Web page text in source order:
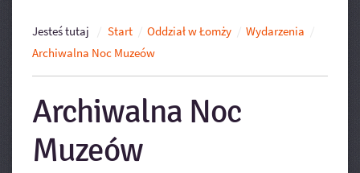
Jesteś tutaj Start Oddział w Łomży
Wydarzenia
Archiwalna Noc Muzeów
Archiwalna Noc
Muzeów